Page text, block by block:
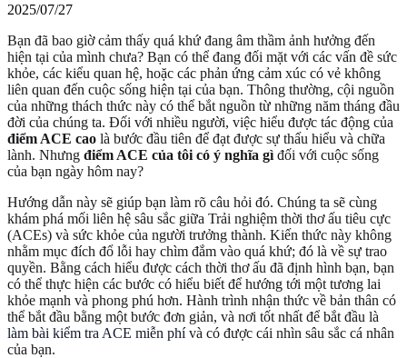
2025/07/27
Bạn đã bao giờ cảm thấy quá khứ đang âm thầm ảnh hưởng đến
hiện tại của mình chưa? Bạn có thể đang đối mặt với các vấn đề sức
khỏe, các kiểu quan hệ, hoặc các phản ứng cảm xúc có vẻ không
liên quan đến cuộc sống hiện tại của bạn. Thông thường, cội nguồn
của những thách thức này có thể bắt nguồn từ những năm tháng đầu
đời của chúng ta. Đối với nhiều người, việc hiểu được tác động của
điểm ACE cao là bước đầu tiên để đạt được sự thấu hiểu và chữa
lành. Nhưng điểm ACE của tôi có ý nghĩa gì đối với cuộc sống
của bạn ngày hôm nay?
Hướng dẫn này sẽ giúp bạn làm rõ câu hỏi đó. Chúng ta sẽ cùng
khám phá mối liên hệ sâu sắc giữa Trải nghiệm thời thơ ấu tiêu cực
(ACEs) và sức khỏe của người trưởng thành. Kiến thức này không
nhằm mục đích đổ lỗi hay chìm đắm vào quá khứ; đó là về sự trao
quyền. Bằng cách hiểu được cách thời thơ ấu đã định hình bạn, bạn
có thể thực hiện các bước có hiểu biết để hướng tới một tương lai
khỏe mạnh và phong phú hơn. Hành trình nhận thức về bản thân có
thể bắt đầu bằng một bước đơn giản, và nơi tốt nhất để bắt đầu là
làm bài kiểm tra ACE miễn phívà có được cái nhìn sâu sắc cá nhân
của bạn.